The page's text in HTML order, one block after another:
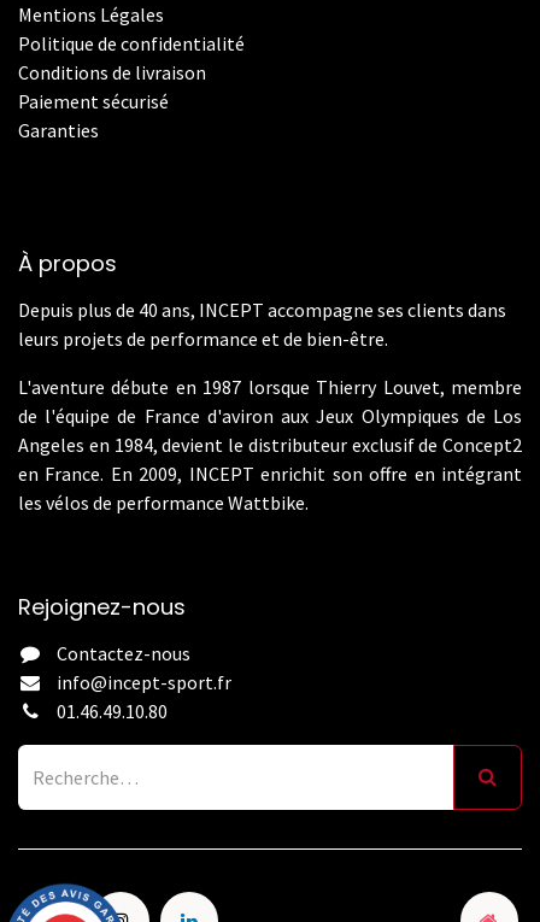
Mentions Légales
Politique de confidentialité
Conditions de livraison
Paiement sécurisé
Garanties
À propos
Depuis plus de 40 ans, INCEPT accompagne ses clients dans
leurs projets de performance et de bien-être.
L'aventure débute en 1987 lorsque Thierry Louvet, membre
de l'équipe de France d'aviron aux Jeux Olympiques de Los
Angeles en 1984, devient le distributeur exclusif de Concept2
en France. En 2009, INCEPT enrichit son offre en intégrant
les vélos de performance Wattbike.
Rejoignez-nous
Contactez-nous
info@incept-sport.fr
01.46.49.10.80